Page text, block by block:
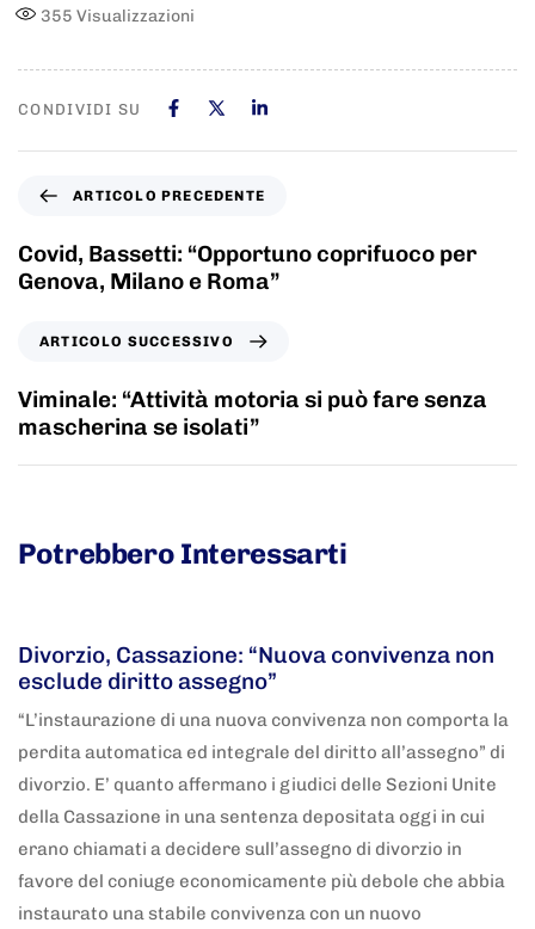
355 Visualizzazioni
CONDIVIDI SU
ARTICOLO PRECEDENTE
Covid, Bassetti: “Opportuno coprifuoco per
Genova, Milano e Roma”
ARTICOLO SUCCESSIVO
Viminale: “Attività motoria si può fare senza
mascherina se isolati”
Potrebbero Interessarti
Divorzio, Cassazione: “Nuova convivenza non
esclude diritto assegno”
“L’instaurazione di una nuova convivenza non comporta la
perdita automatica ed integrale del diritto all’assegno” di
divorzio. E’ quanto affermano i giudici delle Sezioni Unite
della Cassazione in una sentenza depositata oggi in cui
erano chiamati a decidere sull’assegno di divorzio in
favore del coniuge economicamente più debole che abbia
instaurato una stabile convivenza con un nuovo